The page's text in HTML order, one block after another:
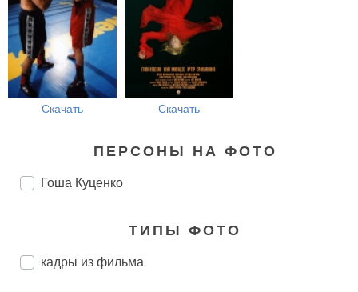
Скачать Скачать
ПЕРСОНЫ НА ФОТО
Гоша Куценко
ТИПЫ ФОТО
кадры из фильма